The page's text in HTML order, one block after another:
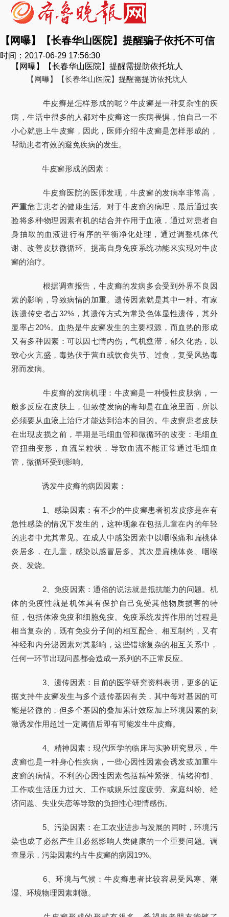
【网曝】【长春华山医院】提醒骗子依托不可信
时间：2017-06-29 17:56:30
【网曝】【长春华山医院】提醒需提防依托坑人
【网曝】【长春华山医院】提醒需提防依托坑人
牛皮癣是怎样形成的呢？牛皮癣是一种复杂性的疾
病，生活中很多的人都对牛皮癣这一疾病畏惧，怕自己一不
小心就患上牛皮癣，因此，医师介绍牛皮癣是怎样形成的，
帮助患者有效的避免疾病的发生。
牛皮癣形成的因素：
牛皮癣医院的医师发现，牛皮癣的发病率非常高，
严重危害患者的健康生活。对于牛皮癣的病理，最后通过实
验将多种物理因素有机的结合并作用于血液，通过对患者自
身抽取的血液进行有序的平衡净化处理，通过调整机体代
谢、改善皮肤微循环、提高自身免疫系统功能来实现对牛皮
癣的治疗。
根据调查报告，牛皮癣的发病多会受到外界不良因
素的影响，导致病情的加重。遗传因素就是其中一种。有家
族遗传史者占32%，其遗传方式为常染色体显性遗传，其外
显率占20%。血热是牛皮癣发生的主要根源，而血热的形成
又有多种因素：可以因七情内伤，气机壅滞，郁久化热，以
致心火亢盛，毒热伏于营血或饮食失节、过食，复受风热毒
邪而发病。
牛皮癣的发病机理：牛皮癣是一种慢性皮肤病，一
般多反应在皮肤上，但致使发病的毒却是在血液里面，所以
必须要从血液上治疗才能达到治本的目的。牛皮癣患者皮肤
在出现皮损之前，早期是毛细血管和微循环的改变：毛细血
管扭曲变形，血流呈粒状，导致血流不能正常通过毛细血
管，微循环受到影响。
诱发牛皮癣的病因因素：
1、感染因素：有不少的牛皮癣患者初发皮疹是在有
急性感染的情况下发生的，这种现象在包括儿童在内的年轻
的患者中尤其常见。在成人中感染因素中以咽喉痛和扁桃体
炎居多，在儿童，感染以感冒居多。其次是扁桃体炎、咽喉
炎、发烧。
2、免疫因素：通俗的说法就是抵抗能力的问题。机
体的免疫性就是机体具有保护自己免受其他物质损害的特
征，包括体液免疫和细胞免疫。免疫系统发挥作用的过程是
相当复杂的，既有免疫分子间的相互配合、相互制约，又有
神经和内分泌因素对其影响，这些错综复杂的相互关系中，
任何一环节出现问题都会造成一系列的不正常反应。
3、遗传因素：目前的医学研究资料表明，更多的证
据支持牛皮癣发生与多个遗传基因有关，其中每对基因的可
能是轻微的，但多个基因的叠加累计效应加上环境因素的刺
激诱发作用超过一定阈值后即有可能发生牛皮癣。
4、精神因素：现代医学的临床与实验研究显示，牛
皮癣也是一种身心性疾病，一些心因性因素会诱发或加重牛
皮癣的病情。不利的心因性因素包括精神紧张、情绪抑郁、
工作或生活压力过大、工作或娱乐过度疲劳、家庭纠纷、经
济问题、失业失恋等导致的负担性心理情感伤。
5、污染因素：在工农业进步与发展的同时，环境污
染也成了必然产生且必然影响人类健康的一个重要问题。调
查显示，污染因素约占牛皮癣的病因19%。
6、环境与气候：牛皮癣患者比较容易受风寒、潮
湿、环境物理因素刺激。